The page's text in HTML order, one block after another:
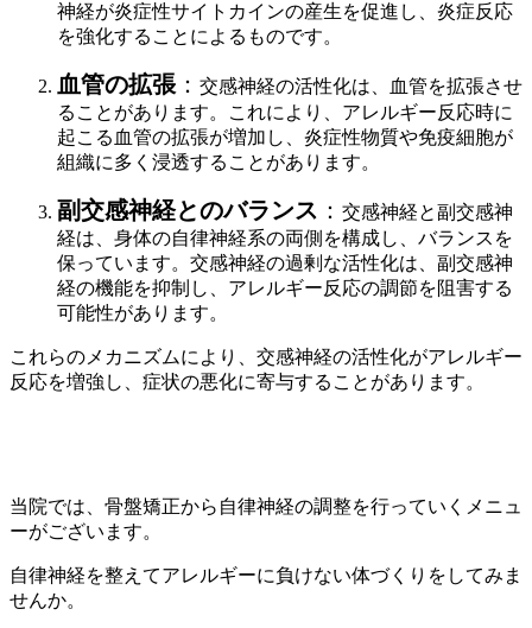
神経が炎症性サイトカインの産生を促進し、炎症反応
を強化することによるものです。
血管の拡張 ： 交感神経の活性化は、血管を拡張させ
ることがあります。これにより、アレルギー反応時に
起こる血管の拡張が増加し、炎症性物質や免疫細胞が
組織に多く浸透することがあります。
副交感神経とのバランス ： 交感神経と副交感神
経は、身体の自律神経系の両側を構成し、バランスを
保っています。交感神経の過剰な活性化は、副交感神
経の機能を抑制し、アレルギー反応の調節を阻害する
可能性があります。
これらのメカニズムにより、交感神経の活性化がアレルギー
反応を増強し、症状の悪化に寄与することがあります。
当院では、骨盤矯正から自律神経の調整を行っていくメニュ
ーがございます。
自律神経を整えてアレルギーに負けない体づくりをしてみま
せんか。